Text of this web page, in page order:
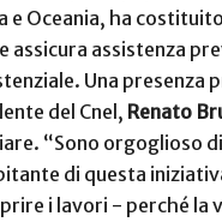
e Oceania, ha
assicura assistenza
Una presenza
del Cnel, Renato
“Sono orgoglioso
di questa
i lavori - perché la